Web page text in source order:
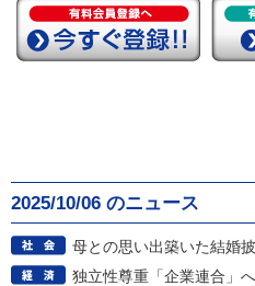
2025/10/06 のニュース
母との思い出築いた結婚
独立性尊重「企業連合」へ